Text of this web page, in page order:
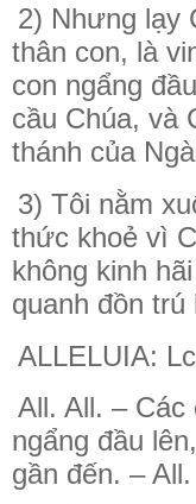
2) Nhưng lạy
thân con, là
con ngẩng
cầu Chúa, và
thánh của
3) Tôi nằm
thức khoẻ vì
không kinh
quanh đồn trú
ALLELUIA:
All. All. –
ngẩng đầu
gần đến. – All.